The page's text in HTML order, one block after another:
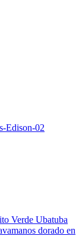
Verde Ubatuba
dorado en